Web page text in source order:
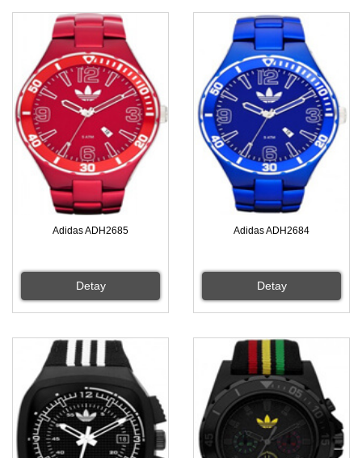
Adidas ADH2685
Detay
Adidas ADH2684
Detay